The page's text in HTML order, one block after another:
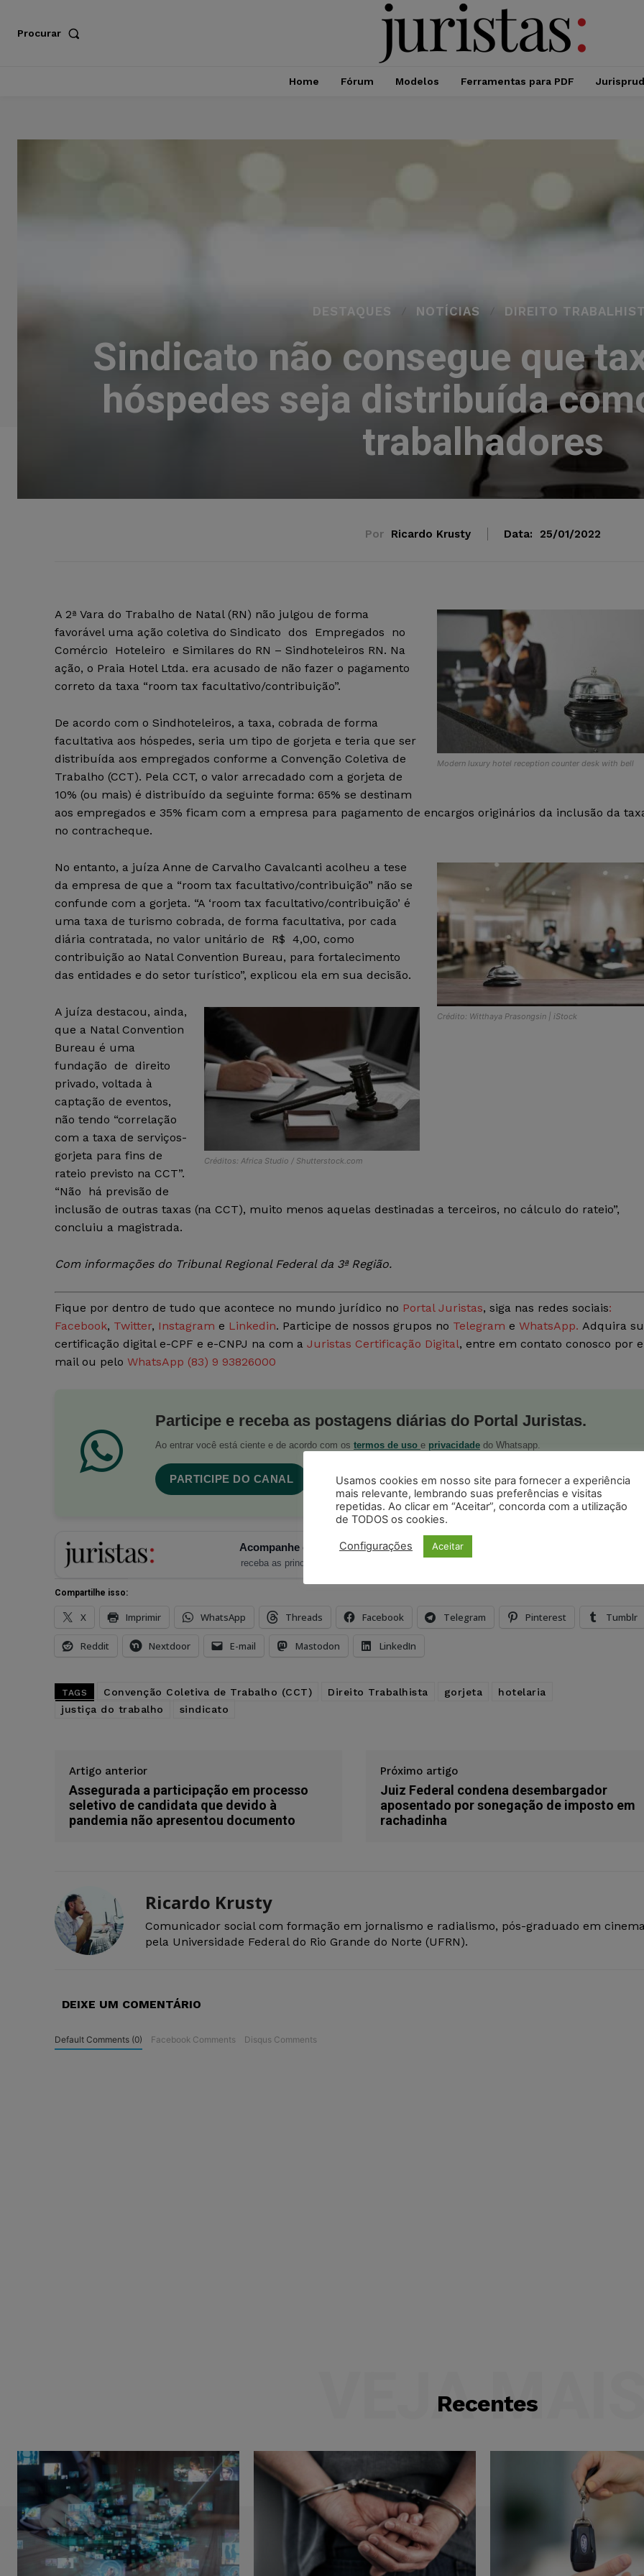
Procurar
Home Fórum Modelos Ferramentas para PDF
DESTAQUES NOTÍCIAS DIREITO
Sindicato não consegue que
hóspedes seja distribuída
trabalhadores
Por Ricardo Krusty Data: 25/01/2022
Modern luxury hotel reception counter desk with bell
A 2ª Vara do Trabalho de Natal (RN) não julgou de forma
favorável uma ação coletiva do Sindicato dos Empregados no
Comércio Hoteleiro e Similares do RN – Sindhoteleiros RN. Na
ação, o Praia Hotel Ltda. era acusado de não fazer o pagamento
correto da taxa “room tax facultativo/contribuição”.
De acordo com o Sindhoteleiros, a taxa, cobrada de forma
facultativa aos hóspedes, seria um tipo de gorjeta e teria que ser
distribuída aos empregados conforme a Convenção Coletiva de
Trabalho (CCT). Pela CCT, o valor arrecadado com a gorjeta de
10% (ou mais) é distribuído da seguinte forma: 65% se destinam
aos empregados e 35% ficam com a empresa para pagamento de encargos originários da inclusão da
no contracheque.
Crédito: Witthaya Prasongsin | iStock
No entanto, a juíza Anne de Carvalho Cavalcanti acolheu a tese
da empresa de que a “room tax facultativo/contribuição” não se
confunde com a gorjeta. “A ‘room tax facultativo/contribuição’ é
uma taxa de turismo cobrada, de forma facultativa, por cada
diária contratada, no valor unitário de R$ 4,00, como
contribuição ao Natal Convention Bureau, para fortalecimento
das entidades e do setor turístico”, explicou ela em sua decisão.
Créditos: Africa Studio / Shutterstock.com
A juíza destacou, ainda,
que a Natal Convention
Bureau é uma
fundação de direito
privado, voltada à
captação de eventos,
não tendo “correlação
com a taxa de serviços-
gorjeta para fins de
rateio previsto na CCT”.
“Não há previsão de
inclusão de outras taxas (na CCT), muito menos aquelas destinadas a terceiros, no cálculo do rateio”,
concluiu a magistrada.
Com informações do Tribunal Regional Federal da 3ª Região.
Fique por dentro de tudo que acontece no mundo jurídico no Portal Juristas, siga nas redes sociais:
Facebook, Twitter, Instagram e Linkedin. Participe de nossos grupos no Telegram e WhatsApp. Adquira
certificação digital e-CPF e e-CNPJ na com a Juristas Certificação Digital, entre em contato conosco por
mail ou pelo WhatsApp (83) 9 93826000
Participe e receba as postagens diárias do Portal Juristas.
Ao entrar você está ciente e de acordo com os termos de uso e privacidade do Whatsapp.
PARTICIPE DO CANAL
Acompanhe o Juristas no Google News
receba as principais notícias jurídicas do Brasil
Compartilhe isso:
X Imprimir WhatsApp Threads Facebook Telegram Pinterest Tumblr
Reddit Nextdoor E-mail Mastodon LinkedIn
TAGS Convenção Coletiva de Trabalho (CCT) Direito Trabalhista gorjeta
hotelaria
justiça do trabalho
sindicato
Artigo anterior
Assegurada a participação em processo
seletivo de candidata que devido à
pandemia não apresentou documento
Próximo artigo
Juiz Federal condena desembargador
aposentado por sonegação de imposto em
rachadinha
Ricardo Krusty
Comunicador social com formação em jornalismo e radialismo, pós-graduado em
pela Universidade Federal do Rio Grande do Norte (UFRN).
DEIXE UM COMENTÁRIO
Default Comments (0) Facebook Comments Disqus Comments
Recentes
VEJA
Usamos cookies em nosso site para fornecer a experiência
mais relevante, lembrando suas preferências e visitas
repetidas. Ao clicar em “Aceitar”, concorda com a utilização
de TODOS os cookies.
Configurações Aceitar